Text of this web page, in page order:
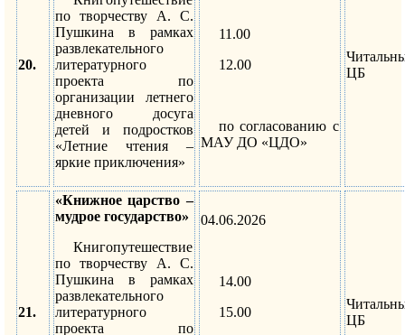
20.
по творчеству А. С.
Пушкина в рамках
развлекательного
литературного
проекта по
организации летнего
дневного досуга
детей и подростков
«Летние чтения –
яркие приключения»
11.00
12.00
по согласованию с
МАУ ДО «ЦДО»
ЦБ
21.
«Книжное царство –
мудрое государство»
Книгопутешествие
по творчеству А. С.
Пушкина в рамках
развлекательного
литературного
проекта по
04.06.2026
14.00
15.00
ЦБ